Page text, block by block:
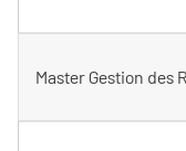
Master Gestion des